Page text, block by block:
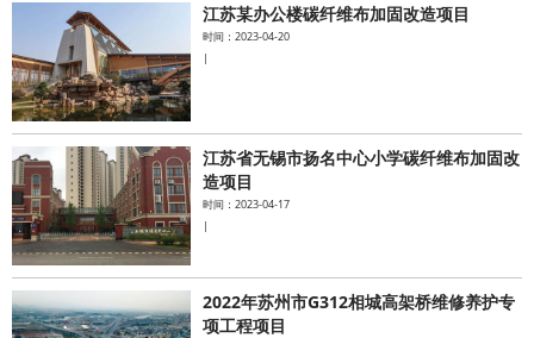
水泥基系统
新能源系统
案例中心
江苏某办公楼碳纤维布加固改造项目
时间：2023-04-20
|
江苏省无锡市扬名中心小学碳纤维布加固改
造项目
时间：2023-04-17
|
2022年苏州市G312相城高架桥维修养护专
项工程项目